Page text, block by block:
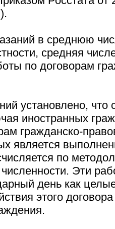
в среднюю
средняя
по договорам
установлено, что
иностранных
гражданско-
является
по
Эти
день как
этого